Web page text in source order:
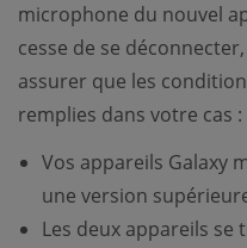
microphone du nouvel
cesse de se
assurer que les
remplies dans votre cas :
Vos appareils Galaxy
une version
Les deux appareils se